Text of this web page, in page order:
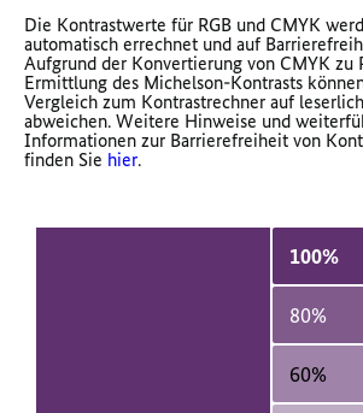
Die Kontrastwerte für RGB und CMYK
automatisch errechnet und auf
Aufgrund der Konvertierung von CMYK zu
Ermittlung des Michelson-Kontrasts
Vergleich zum Kontrastrechner auf
abweichen. Weitere Hinweise und
Informationen zur Barrierefreiheit von
finden Sie hier.
100%
80%
60%